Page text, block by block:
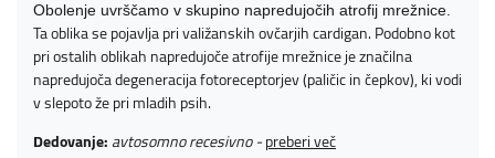
Obolenje uvrščamo v skupino napredujočih atrofij mrežnice.
Ta oblika se pojavlja pri valižanskih ovčarjih cardigan. Podobno kot
pri ostalih oblikah napredujoče atrofije mrežnice je značilna
napredujoča degeneracija fotoreceptorjev (paličic in čepkov), ki vodi
v slepoto že pri mladih psih.
Dedovanje:avtosomno recesivno -preberi več